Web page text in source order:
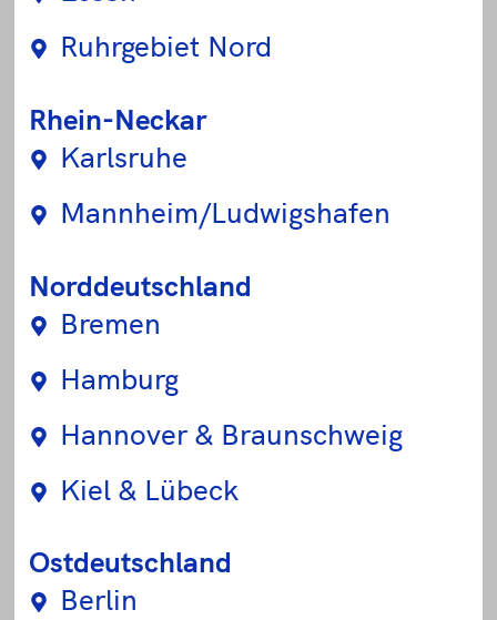
Ruhrgebiet Nord
Rhein-Neckar
Karlsruhe
Mannheim/Ludwigshafen
Norddeutschland
Bremen
Hamburg
Hannover & Braunschweig
Kiel & Lübeck
Ostdeutschland
Berlin